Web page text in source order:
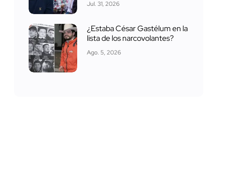
Jul. 31, 2026
¿Estaba César Gastélum en la
lista de los narcovolantes?
Ago. 5, 2026